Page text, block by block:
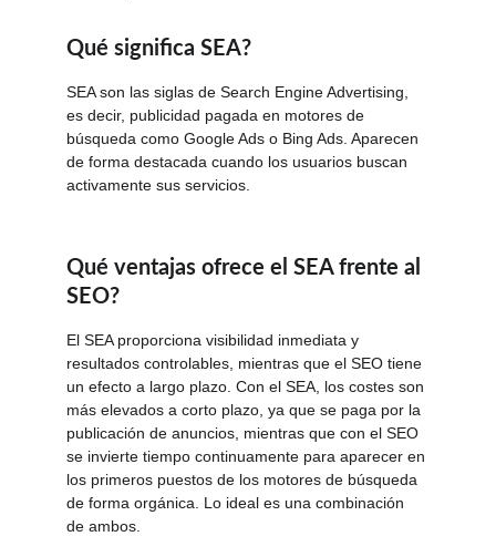
Qué significa SEA?
SEA son las siglas de Search Engine Advertising,
es decir, publicidad pagada en motores de
búsqueda como Google Ads o Bing Ads. Aparecen
de forma destacada cuando los usuarios buscan
activamente sus servicios.
Qué ventajas ofrece el SEA frente al
SEO?
El SEA proporciona visibilidad inmediata y
resultados controlables, mientras que el SEO tiene
un efecto a largo plazo. Con el SEA, los costes son
más elevados a corto plazo, ya que se paga por la
publicación de anuncios, mientras que con el SEO
se invierte tiempo continuamente para aparecer en
los primeros puestos de los motores de búsqueda
de forma orgánica. Lo ideal es una combinación
de ambos.